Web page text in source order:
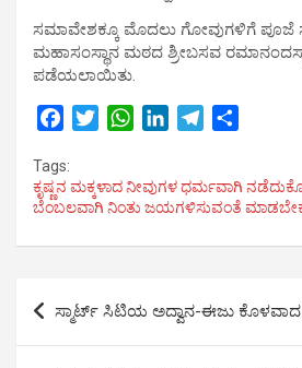
ಸಮಾವೇಶಕ್ಕೂ ಮೊದಲು ಗೋವುಗಳಿಗೆ ಪೂಜೆ
ಮಹಾಸಂಸ್ಥಾನ ಮಠದ ಶ್ರೀಬಸವ
ಪಡೆಯಲಾಯಿತು.
c
e
o
t
e
W
t
A
p
k
d
e
r
m
r
Tags:
ಕೃಷ್ಣನ ಮಕ್ಕಳಾದ ನೀವುಗಳ ಧರ್ಮವಾಗಿ
ಬೆಂಬಲವಾಗಿ ನಿಂತು ಜಯಗಳಿಸುವಂತೆ
Post
navigation
ಸ್ಮಾರ್ಟ್ ಸಿಟಿಯ ಅದ್ವಾನ-ಈಜು